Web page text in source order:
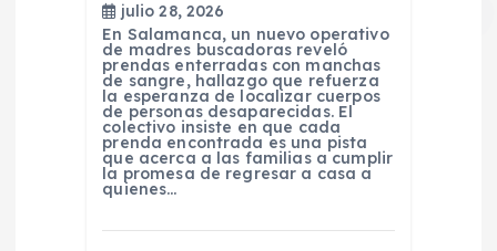
julio 28, 2026
En Salamanca, un nuevo operativo
de madres buscadoras reveló
prendas enterradas con manchas
de sangre, hallazgo que refuerza
la esperanza de localizar cuerpos
de personas desaparecidas. El
colectivo insiste en que cada
prenda encontrada es una pista
que acerca a las familias a cumplir
la promesa de regresar a casa a
quienes…